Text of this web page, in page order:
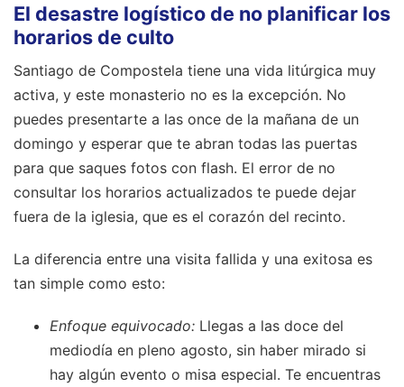
El desastre logístico de no planificar los
horarios de culto
Santiago de Compostela tiene una vida litúrgica muy
activa, y este monasterio no es la excepción. No
puedes presentarte a las once de la mañana de un
domingo y esperar que te abran todas las puertas
para que saques fotos con flash. El error de no
consultar los horarios actualizados te puede dejar
fuera de la iglesia, que es el corazón del recinto.
La diferencia entre una visita fallida y una exitosa es
tan simple como esto:
Enfoque equivocado: Llegas a las doce del
mediodía en pleno agosto, sin haber mirado si
hay algún evento o misa especial. Te encuentras